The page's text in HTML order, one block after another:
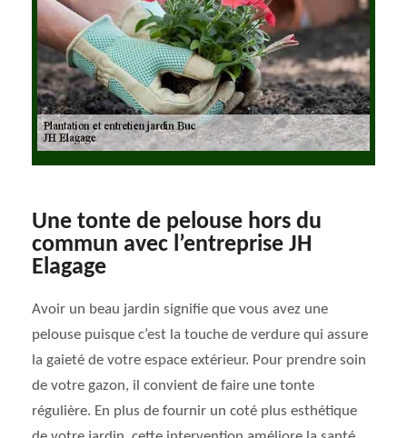
Une tonte de pelouse hors du
commun avec l’entreprise JH
Elagage
Avoir un beau jardin signifie que vous avez une
pelouse puisque c’est la touche de verdure qui assure
la gaieté de votre espace extérieur. Pour prendre soin
de votre gazon, il convient de faire une tonte
régulière. En plus de fournir un coté plus esthétique